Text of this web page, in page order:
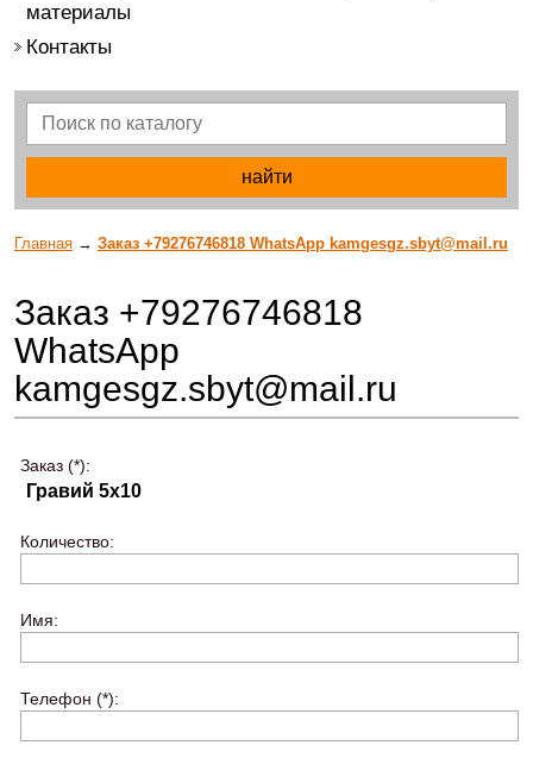
материалы
Контакты
Главная → Заказ +79276746818 WhatsApp kamgesgz.sbyt@mail.ru
Заказ +79276746818
WhatsApp
kamgesgz.sbyt@mail.ru
Заказ (*):
Количество:
Имя:
Телефон (*):